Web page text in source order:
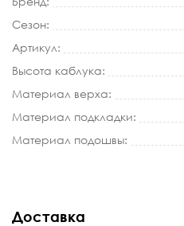
Сезон:
Артикул:
Высота каблука:
Материал верха:
Материал подкладки:
Материал подошвы:
Доставка